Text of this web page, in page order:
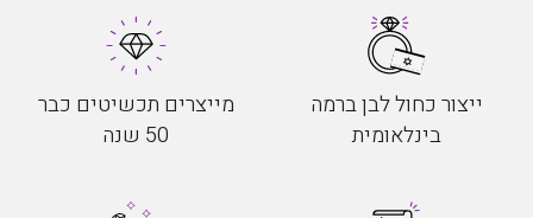
ייצור כחול לבן ברמה
בינלאומית
מייצרים תכשיטים כבר
50 שנה